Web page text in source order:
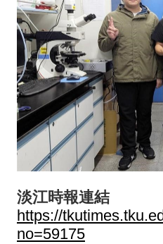
淡江時報連結
https://
no=59175